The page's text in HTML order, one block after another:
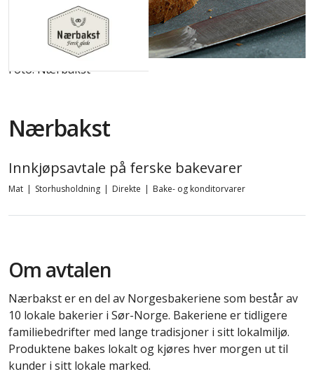
Foto: Nærbakst
Nærbakst
Innkjøpsavtale på ferske bakevarer
Mat | Storhusholdning | Direkte | Bake- og konditorvarer
Om avtalen
Nærbakst er en del av Norgesbakeriene som består av
10 lokale bakerier i Sør-Norge. Bakeriene er tidligere
familiebedrifter med lange tradisjoner i sitt lokalmiljø.
Produktene bakes lokalt og kjøres hver morgen ut til
kunder i sitt lokale marked.